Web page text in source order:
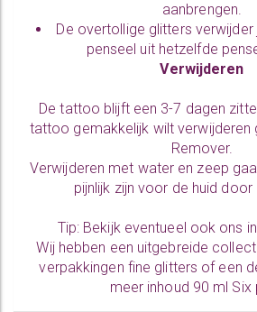
aanbrengen.
De overtollige glitters
penseel uit hetzelfde
Verwijderen
De tattoo blijft een 3-7 dagen
tattoo gemakkelijk wilt verwijderen
Remover.
Verwijderen met water en zeep
pijnlijk zijn voor de huid door
Tip: Bekijk eventueel ook ons
Wij hebben een uitgebreide
verpakkingen fine glitters of een
meer inhoud 90 ml Six